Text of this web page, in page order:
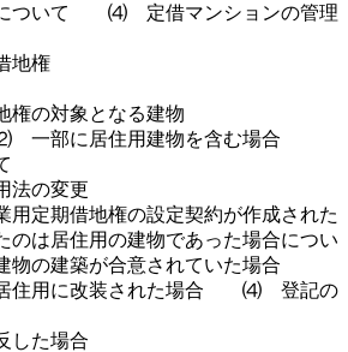
ついて ⑷ 定借マンションの管理
地権
権の対象となる建物
部に居住用建物を含む場合
法の変更
定期借地権の設定契約が作成された
のは居住用の建物であった場合につい
の建築が合意されていた場合
住用に改装された場合 ⑷ 登記の
した場合